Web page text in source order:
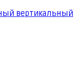
вертикальный